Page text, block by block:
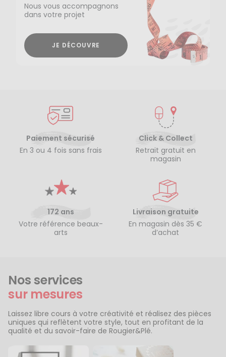
Nous vous accompagnons
dans votre projet
JE DÉCOUVRE
Paiement sécurisé
En 3 ou 4 fois sans frais
Click & Collect
Retrait gratuit en
magasin
172 ans
Votre référence beaux-
arts
Livraison gratuite
En magasin dès 35 €
d’achat
Nos services
sur mesures
Laissez libre cours à votre créativité et réalisez des pièces
uniques qui reflètent votre style, tout en profitant de la
qualité et du savoir-faire de Rougier&Plé.